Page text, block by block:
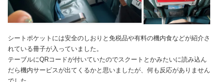
シートポケットには安全のしおりと免税品や有料の機内食などが紹介さ
れている冊子が入っていました。
テーブルにQRコードが付いていたのでスクートとかみたいに読み込ん
だら機内サービスが出てくるかと思いましたが、何も反応がありません